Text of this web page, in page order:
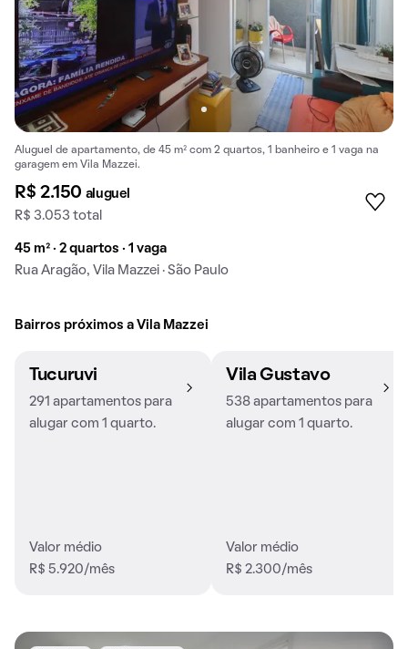
Aluguel de apartamento, de 45 m² com 2 quartos, 1 banheiro e 1 vaga na
garagem em Vila Mazzei.
R$ 2.150 aluguel
R$ 3.053 total
45 m² · 2 quartos · 1 vaga
Rua Aragão, Vila Mazzei · São Paulo
Bairros próximos a Vila Mazzei
Tucuruvi
291 apartamentos para
alugar com 1 quarto.
Valor médio
R$ 5.920/mês
Vila Gustavo
538 apartamentos para
alugar com 1 quarto.
Valor médio
R$ 2.300/mês